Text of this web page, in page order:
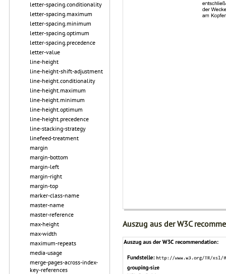
letter-spacing.conditionality
letter-spacing.maximum
letter-spacing.minimum
letter-spacing.optimum
letter-spacing.precedence
letter-value
line-height
line-height-shift-adjustment
line-height.conditionality
line-height.maximum
line-height.minimum
line-height.optimum
line-height.precedence
line-stacking-strategy
linefeed-treatment
margin
margin-bottom
margin-left
margin-right
margin-top
marker-class-name
master-name
master-reference
max-height
max-width
maximum-repeats
media-usage
merge-pages-across-index-
key-references
Auszug aus der W3C